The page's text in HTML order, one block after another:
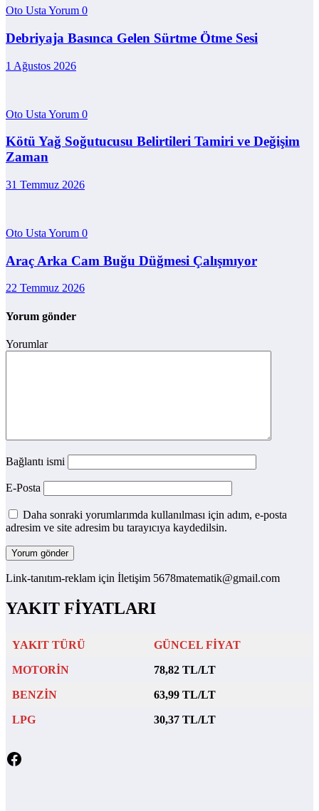
Oto Usta Yorum 0
Debriyaja Basınca Gelen Sürtme Ötme Sesi
1 Ağustos 2026
Oto Usta Yorum 0
Kötü Yağ Soğutucusu Belirtileri Tamiri ve Değişim
Zaman
31 Temmuz 2026
Oto Usta Yorum 0
Araç Arka Cam Buğu Düğmesi Çalışmıyor
22 Temmuz 2026
Yorum gönder
Yorumlar
Bağlantı ismi
E-Posta
Daha sonraki yorumlarımda kullanılması için adım, e-posta
adresim ve site adresim bu tarayıcıya kaydedilsin.
Link-tanıtım-reklam için İletişim 5678matematik@gmail.com
YAKIT FİYATLARI
YAKIT TÜRÜ GÜNCEL FİYAT
MOTORİN 78,82 TL/LT
BENZİN 63,99 TL/LT
LPG 30,37 TL/LT
Facebook